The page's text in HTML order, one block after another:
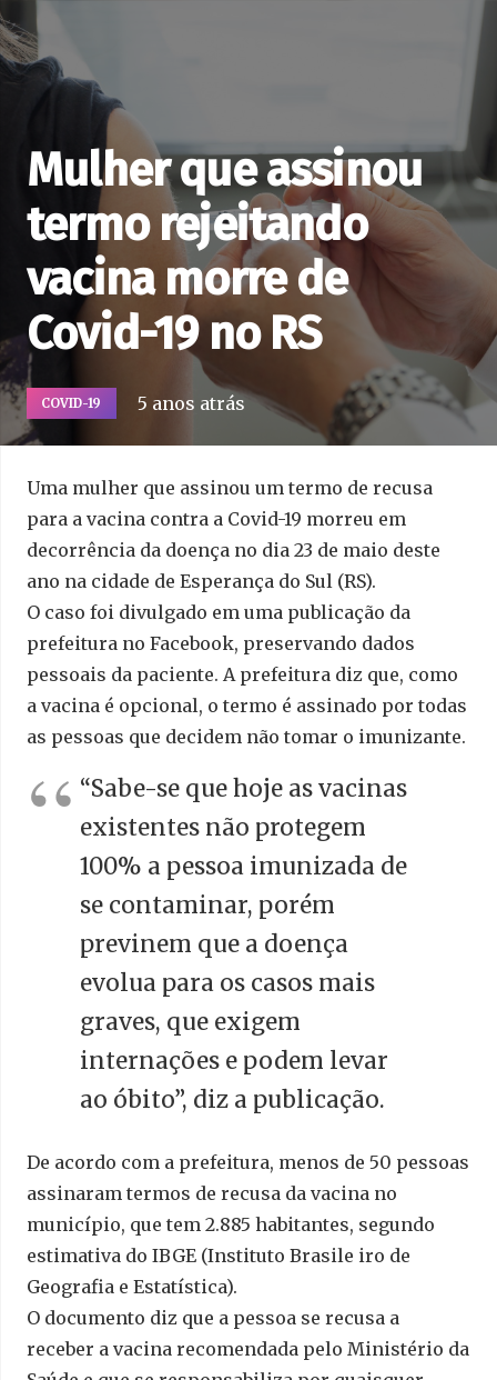
Mulher que assinou
termo rejeitando
vacina morre de
Covid-19 no RS
COVID-19 5 anos atrás
Uma mulher que assinou um termo de recusa
para a vacina contra a Covid-19 morreu em
decorrência da doença no dia 23 de maio deste
ano na cidade de Esperança do Sul (RS).
O caso foi divulgado em uma publicação da
prefeitura no Facebook, preservando dados
pessoais da paciente. A prefeitura diz que, como
a vacina é opcional, o termo é assinado por todas
as pessoas que decidem não tomar o imunizante.
“Sabe-se que hoje as vacinas
existentes não protegem
100% a pessoa imunizada de
se contaminar, porém
previnem que a doença
evolua para os casos mais
graves, que exigem
internações e podem levar
ao óbito”, diz a publicação.
De acordo com a prefeitura, menos de 50 pessoas
assinaram termos de recusa da vacina no
município, que tem 2.885 habitantes, segundo
estimativa do IBGE (Instituto Brasile iro de
Geografia e Estatística).
O documento diz que a pessoa se recusa a
receber a vacina recomendada pelo Ministério da